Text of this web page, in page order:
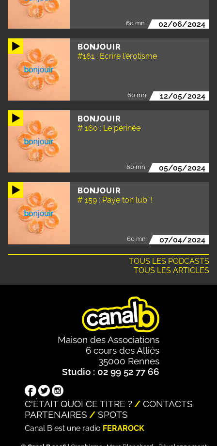
60 mn 02/06/2024
BONJOUIR
#161 : Ecrire l'érotisme
60 mn 12/05/2024
BONJOUIR
# 160 : Le périnée
60 mn 05/05/2024
BONJOUIR
# 159 : Paye ton lub' !
60 mn 07/04/2024
TOUS LES PODCASTS
TOUS LES ARTICLES
Maison des Associations
6 cours des Alliés
35000 Rennes
Studio : 02 99 52 77 66
C'ÉTAIT QUOI CE TITRE ?
CONTACTS
PARTENAIRES
SPOTS
Canal B est une radio FERAROCK